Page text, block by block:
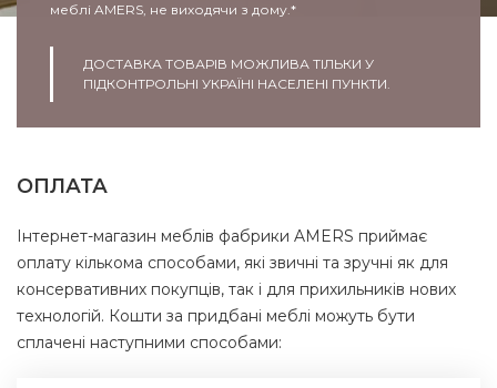
меблі AMERS, не виходячи з дому.*
ДОСТАВКА ТОВАРІВ МОЖЛИВА ТІЛЬКИ У
ПІДКОНТРОЛЬНІ УКРАЇНІ НАСЕЛЕНІ ПУНКТИ.
ОПЛАТА
Інтернет-магазин меблів фабрики AMERS приймає
оплату кількома способами, які звичні та зручні як для
консервативних покупців, так і для прихильників нових
технологій. Кошти за придбані меблі можуть бути
сплачені наступними способами: